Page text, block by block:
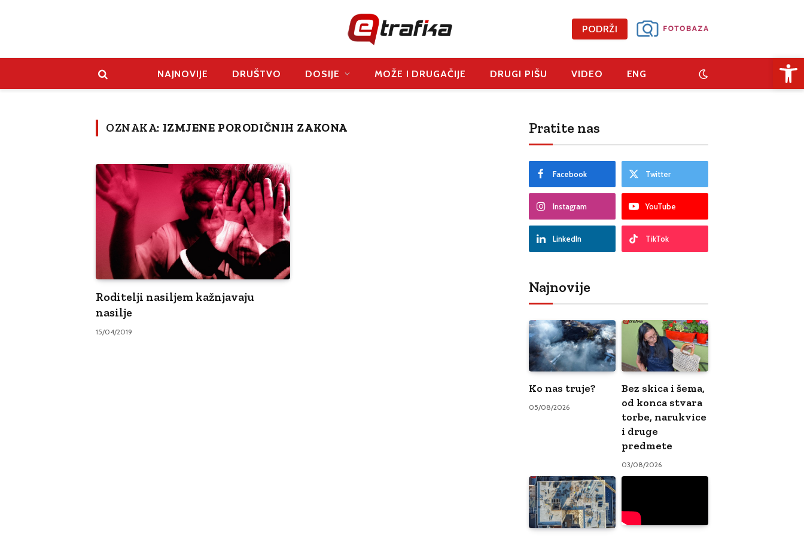
PODRŽI
NAJNOVIJE DRUŠTVO DOSIJE MOŽE I DRUGAČIJE DRUGI PIŠU VIDEO ENG
OZNAKA: IZMJENE PORODIČNIH ZAKONA
Roditelji nasiljem kažnjavaju
nasilje
15/04/2019
Pratite nas
Facebook Twitter
Instagram YouTube
LinkedIn TikTok
Najnovije
Ko nas truje?
05/08/2026
Bez skica i šema,
od konca stvara
torbe, narukvice
i druge
predmete
03/08/2026